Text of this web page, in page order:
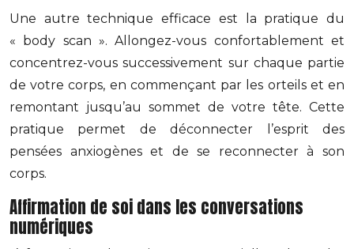
Une autre technique efficace est la pratique du
« body scan ». Allongez-vous confortablement et
concentrez-vous successivement sur chaque partie
de votre corps, en commençant par les orteils et en
remontant jusqu’au sommet de votre tête. Cette
pratique permet de déconnecter l’esprit des
pensées anxiogènes et de se reconnecter à son
corps.
Affirmation de soi dans les conversations
numériques